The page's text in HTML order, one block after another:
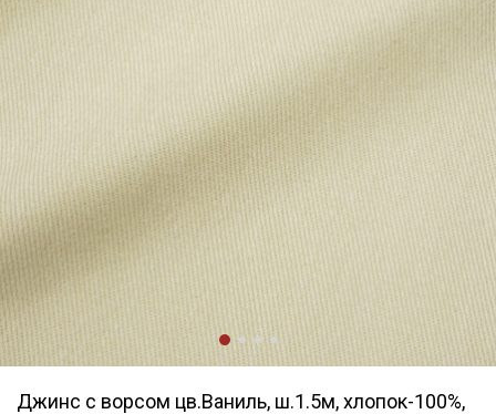
Джинс с ворсом цв.Ваниль, ш.1.5м, хлопок-100%,